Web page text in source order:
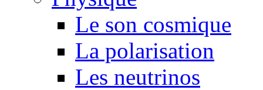
Le son cosmique
La polarisation
Les neutrinos